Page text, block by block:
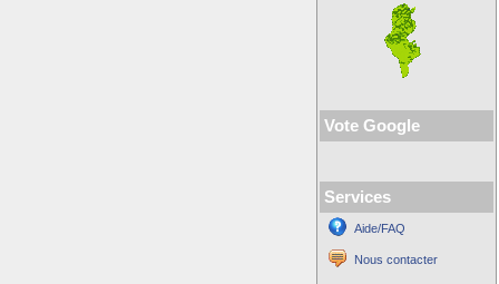
Vote Google
Services
Aide/FAQ
Nous contacter